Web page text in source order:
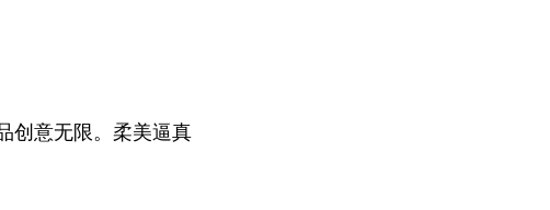
意无限。 柔美逼真